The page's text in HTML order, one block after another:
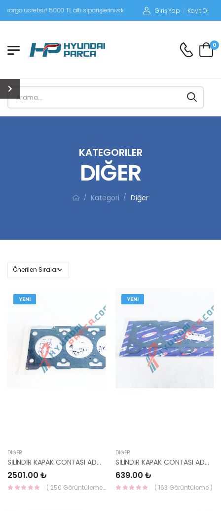
5000 TL altı siparişlerinizde siparişleriniz alıcı ödemeli gönderilir.
Giriş Yap / Kayıt Ol
0
KATEGORILER
DIĞER
/ Kategori / Diğer
YENI
DIĞER
SİLİNDİR KAPAK CONTASI ADMİRA DİZEL 22311-27500-KORE
2501.00 ₺
( 250 Görüntüleme )
YENI
DIĞER
SİLİNDİR KAPAK CONTASI ADMİRA / ERA 1,6 22311-26101-KORE
639.00 ₺
( 163 Görüntüleme )